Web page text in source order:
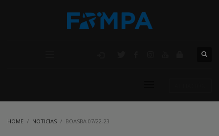
HOME NOTICIAS BOASBA 07/22-23